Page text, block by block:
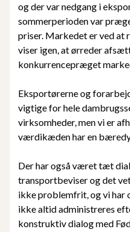
og der var nedgang i
sommerperioden var
priser. Markedet er ved at
viser igen, at ørreder
konkurrencepræget
Eksportørerne og
vigtige for hele
virksomheder, men vi er
værdikæden har en
Der har også været tæt
transportbeviser og det
ikke problemfrit, og vi har
ikke altid administreres
konstruktiv dialog med